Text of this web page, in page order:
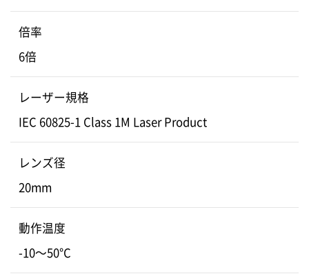
倍率
6倍
レーザー規格
IEC 60825-1 Class 1M Laser Product
レンズ径
20mm
動作温度
-10〜50°C